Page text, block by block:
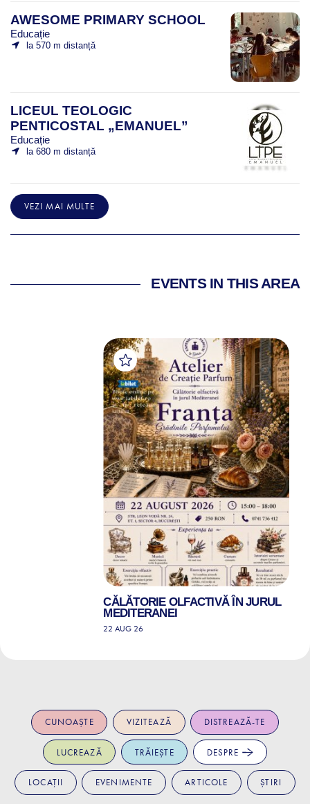
AWESOME PRIMARY SCHOOL
Educație
la 570 m distanță
LICEUL TEOLOGIC
PENTICOSTAL „EMANUEL”
Educație
la 680 m distanță
VEZI MAI MULTE
EVENTS IN THIS AREA
CĂLĂTORIE OLFACTIVĂ ÎN JURUL
MEDITERANEI
22 AUG 26
CUNOAȘTE VIZITEAZĂ DISTREAZĂ-TE
LUCREAZĂ TRĂIEȘTE DESPRE
LOCAȚII EVENIMENTE ARTICOLE ȘTIRI